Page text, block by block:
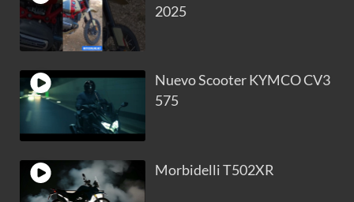
2025
Nuevo Scooter KYMCO CV3
575
Morbidelli T502XR